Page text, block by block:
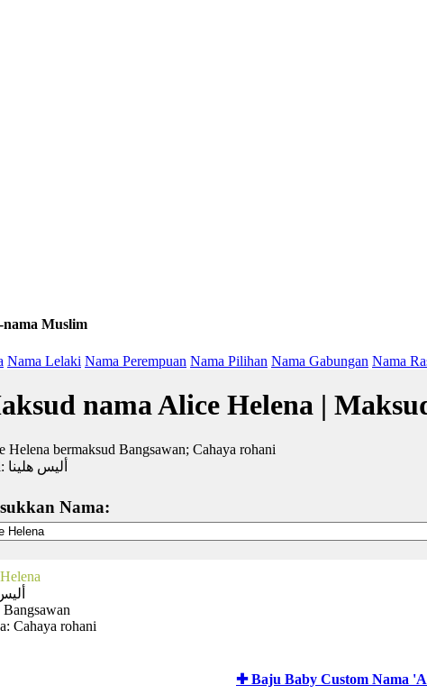
nama Muslim
Nama Lelaki Nama Perempuan Nama Pilihan Nama Gabungan Nama
nama Alice Helena |
Helena bermaksud Bangsawan; Cahaya rohani
أليس هلينا
Nama:
Cahaya rohani
✚ Baju Baby Custom Nama